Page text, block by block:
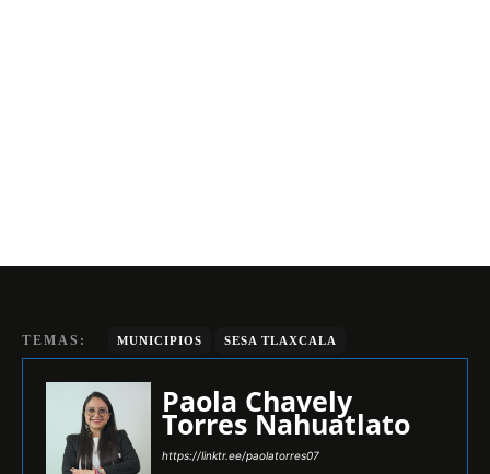
TEMAS: MUNICIPIOS SESA TLAXCALA
Paola Chavely
Torres Nahuatlato
https://linktr.ee/paolatorres07